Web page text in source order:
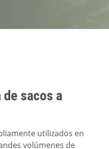
sacos a
utilizados en
volúmenes de